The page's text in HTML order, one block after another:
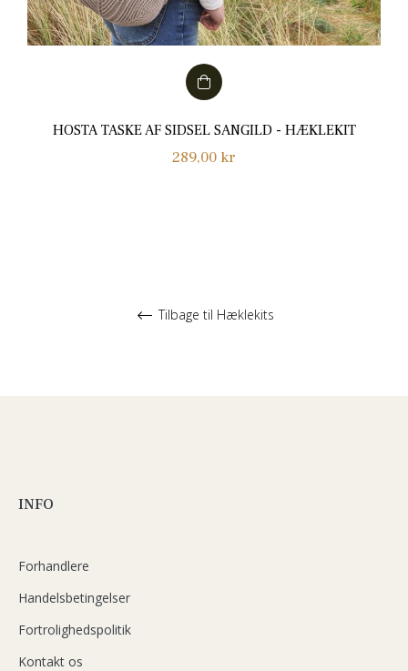
HOSTA TASKE AF SIDSEL SANGILD - HÆKLEKIT
Normalpris
289,00 kr
Tilbage til Hæklekits
INFO
Forhandlere
Handelsbetingelser
Fortrolighedspolitik
Kontakt os